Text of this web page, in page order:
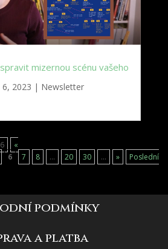
spravit mizernou scénu vašeho
6, 2023 | Newsletter
«
6 7 8 ... 20 30 ... »
Poslední
podmínky
a platba